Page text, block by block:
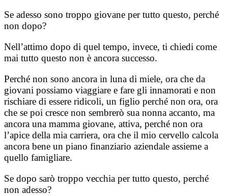
Se adesso sono troppo giovane per tutto questo, perché
non dopo?
Nell’attimo dopo di quel tempo, invece, ti chiedi come
mai tutto questo non è ancora successo.
Perché non sono ancora in luna di miele, ora che da
giovani possiamo viaggiare e fare gli innamorati e non
rischiare di essere ridicoli, un figlio perché non ora, ora
che se poi cresce non sembrerò sua nonna accanto, ma
ancora una mamma giovane, attiva, perché non ora
l’apice della mia carriera, ora che il mio cervello calcola
ancora bene un piano finanziario aziendale assieme a
quello famigliare.
Se dopo sarò troppo vecchia per tutto questo, perché
non adesso?